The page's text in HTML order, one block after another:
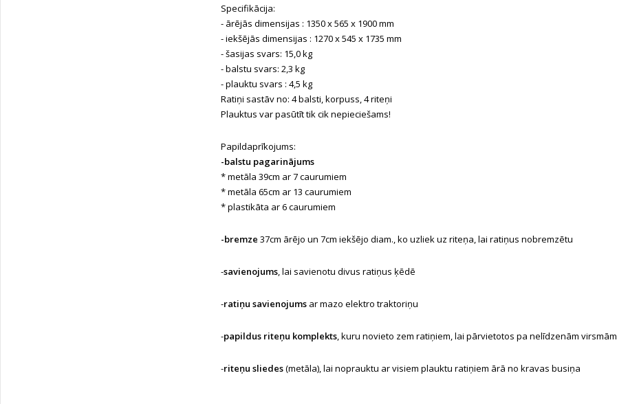
Specifikācija:
- ārējās dimensijas : 1350 x 565 x 1900 mm
- iekšējās dimensijas : 1270 x 545 x 1735 mm
- šasijas svars: 15,0 kg
- balstu svars: 2,3 kg
- plauktu svars : 4,5 kg
Ratiņi sastāv no: 4 balsti, korpuss, 4 riteņi
Plauktus var pasūtīt tik cik nepieciešams!
Papildaprīkojums:
-balstu pagarinājums
* metāla 39cm ar 7 caurumiem
* metāla 65cm ar 13 caurumiem
* plastikāta ar 6 caurumiem
-bremze 37cm ārējo un 7cm iekšējo diam., ko uzliek uz riteņa, lai ratiņus nobremzētu
-savienojums, lai savienotu divus ratiņus ķēdē
-ratiņu savienojums ar mazo elektro traktoriņu
-papildus riteņu komplekts, kuru novieto zem ratiņiem, lai pārvietotos pa nelīdzenām virsmām
-riteņu sliedes(metāla), lai noprauktu ar visiem plauktu ratiņiem ārā no kravas busiņa